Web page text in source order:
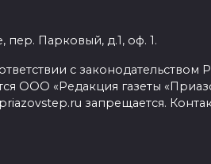
Парковый, д.1, оф. 1.
с законодательством
ООО «Редакция газеты
запрещается.